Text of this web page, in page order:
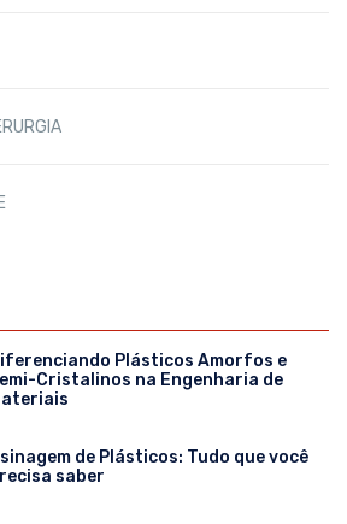
Plásticos Amorfos e
Cristalinos na Engenharia de
de Plásticos: Tudo que você
saber